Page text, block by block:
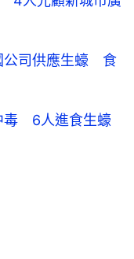
公司供應生蠔 食
毒 6人進食生蠔